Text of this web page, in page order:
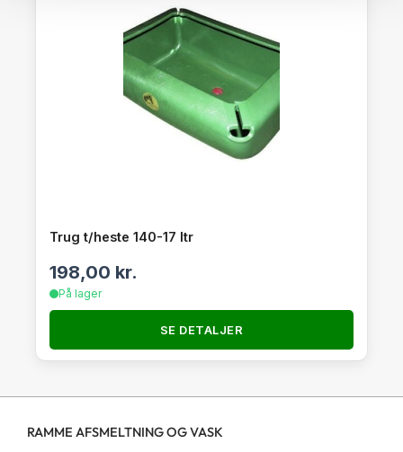
Trug t/heste 140-17 ltr
198,00 kr.
På lager
SE DETALJER
RAMME AFSMELTNING OG VASK